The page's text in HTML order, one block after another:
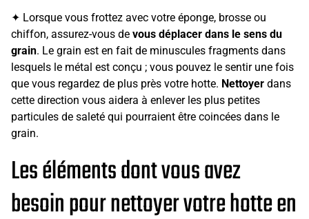
✦ Lorsque vous frottez avec votre éponge, brosse ou
chiffon, assurez-vous de vous déplacer dans le sens du
grain. Le grain est en fait de minuscules fragments dans
lesquels le métal est conçu ; vous pouvez le sentir une fois
que vous regardez de plus près votre hotte. Nettoyer dans
cette direction vous aidera à enlever les plus petites
particules de saleté qui pourraient être coincées dans le
grain.
Les éléments dont vous avez
besoin pour nettoyer votre hotte en